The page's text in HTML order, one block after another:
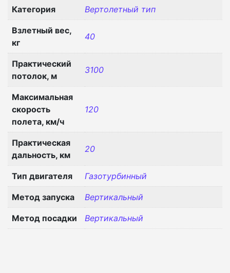
Категория Вертолетный тип
Взлетный вес,
кг
40
Практический
потолок, м
3100
Максимальная
скорость
полета, км/ч
120
Практическая
дальность, км
20
Тип двигателя Газотурбинный
Метод запуска Вертикальный
Метод посадки Вертикальный